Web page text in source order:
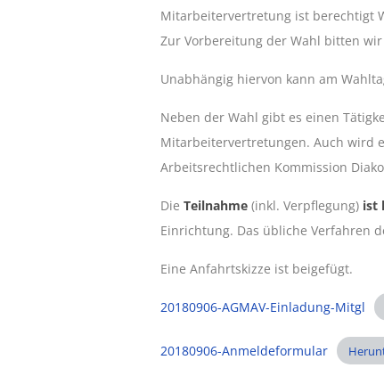
Mitarbeitervertretung ist berechtigt
Zur Vorbereitung der Wahl bitten
Unabhängig hiervon kann am
Neben der Wahl gibt es einen
Mitarbeitervertretungen. Auch wird
Arbeitsrechtlichen Kommission
DieTeilnahme(inkl. Verpflegung) ist
Einrichtung. Das übliche Verfahren
Eine Anfahrtskizze ist beigefügt.
20180906-AGMAV-Einladung-Mitgl
20180906-Anmeldeformular